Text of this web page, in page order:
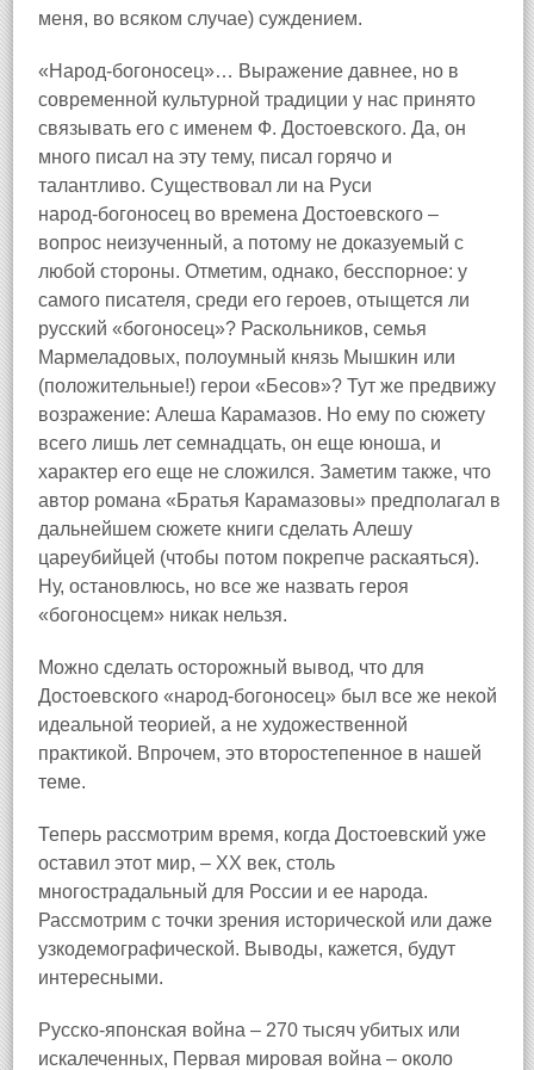
меня, во всяком случае) суждением.
«Народ‑богоносец»… Выражение давнее, но в
современной культурной традиции у нас принято
связывать его с именем Ф. Достоевского. Да, он
много писал на эту тему, писал горячо и
талантливо. Существовал ли на Руси
народ‑богоносец во времена Достоевского –
вопрос неизученный, а потому не доказуемый с
любой стороны. Отметим, однако, бесспорное: у
самого писателя, среди его героев, отыщется ли
русский «богоносец»? Раскольников, семья
Мармеладовых, полоумный князь Мышкин или
(положительные!) герои «Бесов»? Тут же предвижу
возражение: Алеша Карамазов. Но ему по сюжету
всего лишь лет семнадцать, он еще юноша, и
характер его еще не сложился. Заметим также, что
автор романа «Братья Карамазовы» предполагал в
дальнейшем сюжете книги сделать Алешу
цареубийцей (чтобы потом покрепче раскаяться).
Ну, остановлюсь, но все же назвать героя
«богоносцем» никак нельзя.
Можно сделать осторожный вывод, что для
Достоевского «народ‑богоносец» был все же некой
идеальной теорией, а не художественной
практикой. Впрочем, это второстепенное в нашей
теме.
Теперь рассмотрим время, когда Достоевский уже
оставил этот мир, – XX век, столь
многострадальный для России и ее народа.
Рассмотрим с точки зрения исторической или даже
узкодемографической. Выводы, кажется, будут
интересными.
Русско‑японская война – 270 тысяч убитых или
искалеченных, Первая мировая война – около